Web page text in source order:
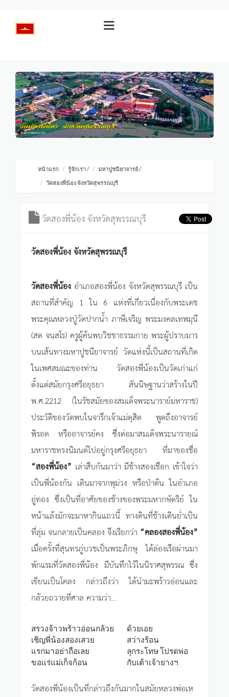
หน้าแรก รู้จักเรา/ มหาปูชนียาจารย์/
วัดสองพี่น้อง จังหวัดสุพรรณบุรี
วัดสองพี่น้อง จังหวัดสุพรรณบุรี
วัดสองพี่น้อง จังหวัดสุพรรณบุรี
วัดสองพี่น้อง อำเภอสองพี่น้อง จังหวัดสุพรรณบุรี เป็น
สถานที่สำคัญ 1 ใน 6 แห่งที่เกี่ยวเนื่องกับพระเดช
พระคุณหลวงปู่วัดปากน้ำ ภาษีเจริญ พระมงคลเทพมุนี
(สด จนฺสโร) ครูผู้ค้นพบวิชชาธรรมกาย พระผู้ปราบมาร
บนเส้นทางมหาปูชนียาจารย์ วัดแห่งนี้เป็นสถานที่เกิด
ในเพศสมณะของท่าน วัดสองพี่น้องเป็นวัดเก่าแก่
ตั้งแต่สมัยกรุงศรีอยุธยา สันนิษฐานว่าสร้างในปี
พ.ศ.2212 (ในรัชสมัยของสมเด็จพระนาราย์มหาราช)
ประวัติของวัดพบในจารึกเจ้าแม่ดุสิต พูดถึงอาจารย์
พิรอด หรืออาจารย์คง ซึ่งต่อมาสมเด็จพระนารายณ์
มหาราชทรงนิมนต์ไปอยู่กรุงศรีอยุธยา ที่มาของชื่อ
“สองพี่น้อง” เล่าสืบกันมาว่า มีช้างสองเชือก เข้าใจว่า
เป็นพี่น้องกัน เดินมาจากพุม่วง หรือป่าต้น ในอำเภอ
อู่ทอง ซึ่งเป็นที่อาศัยของช้างของพระมหากษัตริย์ ใน
หน้าแล้งมักจะมาหากินแถวนี้ ทางดินที่ช้างเดินย่ำเป็น
ที่ลุ่ม จนกลายเป็นคลอง จึงเรียกว่า “คลองสองพี่น้อง”
เมื่อครั้งที่สุนทรภู่บวชเป็นพระภิกษุ ได้ล่องเรือผ่านมา
พักแรมที่วัดสองพี่น้อง มีบันทึกไว้ในนิราศสุพรรณ ซึ่ง
เขียนเป็นโคลง กล่าวถึงว่า ได้นำมะพร้าวอ่อนและ
กล้วยถวายที่ศาล ความว่า…
สรวงจ้าวพร้าวอ่อนกล้วย
ด้วยเอย
เชิญพี่น้องสองเสวย
สว่างร้อน
แรกมาอย่าถือเลย
ลุกระโทษ โปรดพ่อ
ขอแร่แม่เก็จก้อน
กับเต้าเจ้ายางฯ
วัดสองพี่น้องเป็นที่กล่าวถึงกันมากในสมัยหลวงพ่อเห